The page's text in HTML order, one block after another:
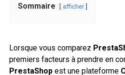
Sommaire afficher
Lorsque vous comparez
premiers facteurs à prendre en
PrestaShopest une plateforme